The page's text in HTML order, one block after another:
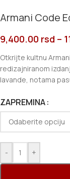
Armani Code
9,400.00 rsd –
Otkrijte kultnu
redizajniranom
lavande, notama
ZAPREMINA
- +